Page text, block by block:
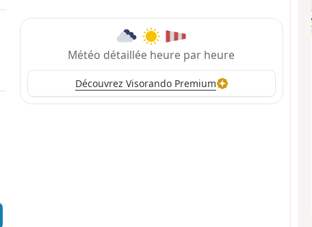
Météo détaillée heure par heure
Découvrez Visorando Premium